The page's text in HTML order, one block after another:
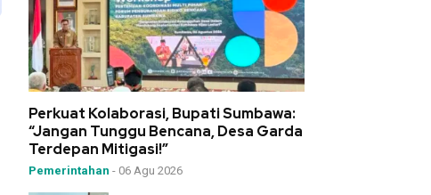
Perkuat Kolaborasi, Bupati Sumbawa:
“Jangan Tunggu Bencana, Desa Garda
Terdepan Mitigasi!”
Pemerintahan - 06 Agu 2026